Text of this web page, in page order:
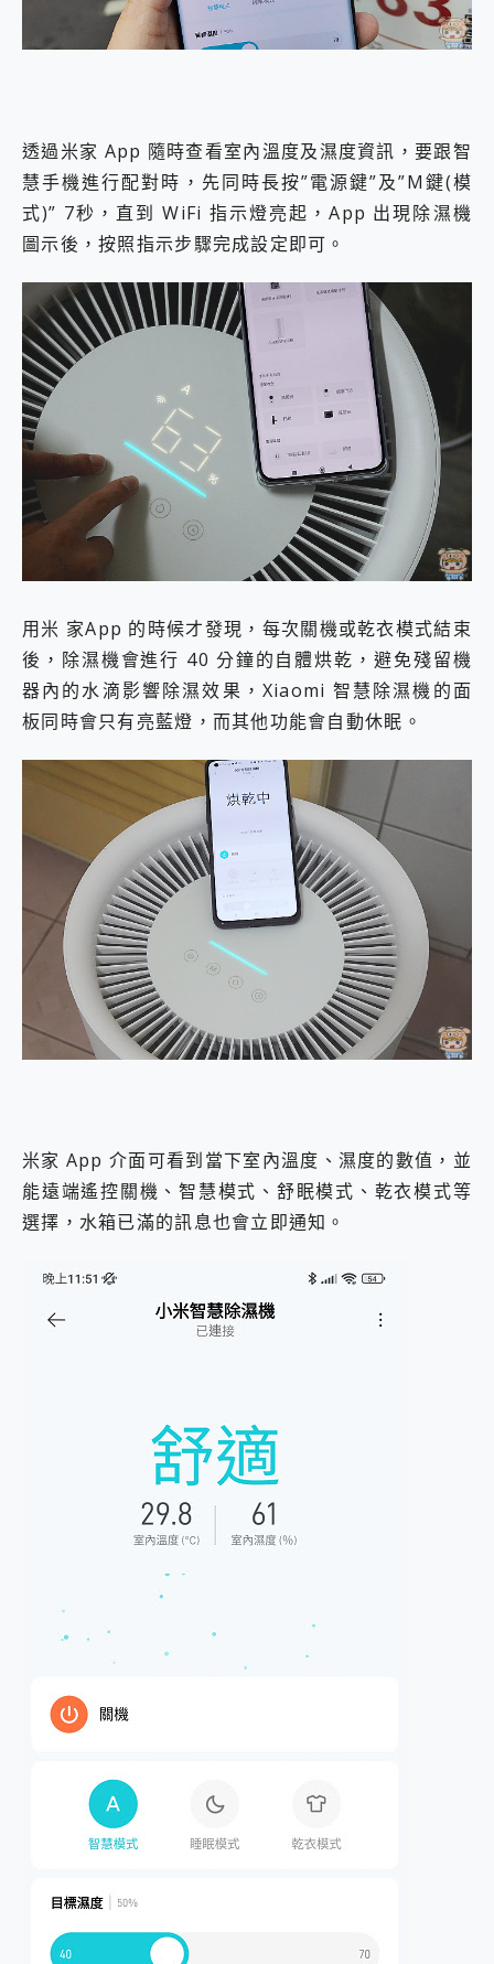
透過米家 App 隨時查看室內溫度及濕度資訊，要跟智
慧手機進行配對時，先同時長按”電源鍵”及”M鍵(模
式)” 7秒，直到 WiFi 指示燈亮起，App 出現除濕機
圖示後，按照指示步驟完成設定即可。
用米 家App 的時候才發現，每次關機或乾衣模式結束
後，除濕機會進行 40 分鐘的自體烘乾，避免殘留機
器內的水滴影響除濕效果，Xiaomi 智慧除濕機的面
板同時會只有亮藍燈，而其他功能會自動休眠。
米家 App 介面可看到當下室內溫度、濕度的數值，並
能遠端遙控關機、智慧模式、舒眠模式、乾衣模式等
選擇，水箱已滿的訊息也會立即通知。